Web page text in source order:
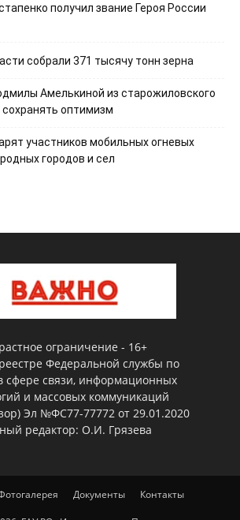
получил звание Героя России
собрали 371 тысячу тонн зерна
Амелькиной из старожиловского
оптимизм
участников мобильных огневых
городов и сел
ограничение - 16+
Федеральной службы по
сфере связи, информационных
и массовых коммуникаций
Эл №ФС77-77772 от 29.01.2020
редактор: О.И. Грязева
Документы Контакты